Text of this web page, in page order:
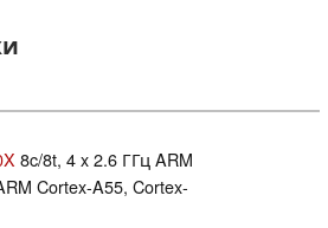
8c/8t, 4 x 2.6 ГГц ARM
Cortex-A55, Cortex-